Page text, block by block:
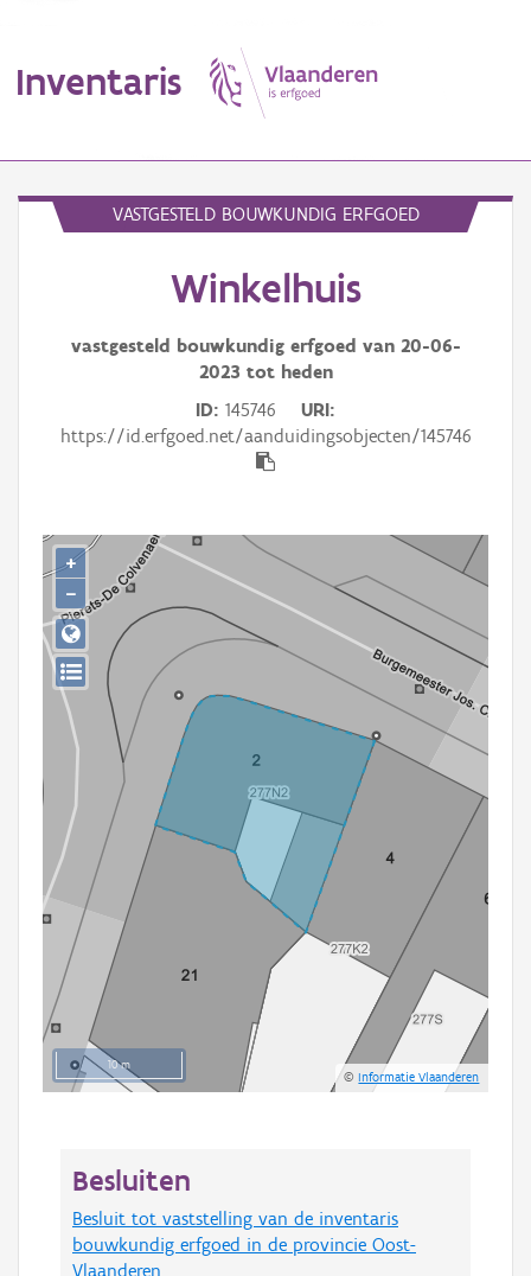
Inventaris
Aanduidingsobject
Thema
Persoon of collectief
Downloads
Hergebruik
Aanmelden
VASTGESTELD BOUWKUNDIG ERFGOED
Winkelhuis
vastgesteld bouwkundig erfgoed van 20-06-
2023 tot heden
ID 145746
URI
https://id.erfgoed.net/aanduidingsobjecten/145746
10 m
©Informatie Vlaanderen
+
−
Besluiten
Besluit tot vaststelling van de inventaris
bouwkundig erfgoed in de provincie Oost-
Vlaanderen